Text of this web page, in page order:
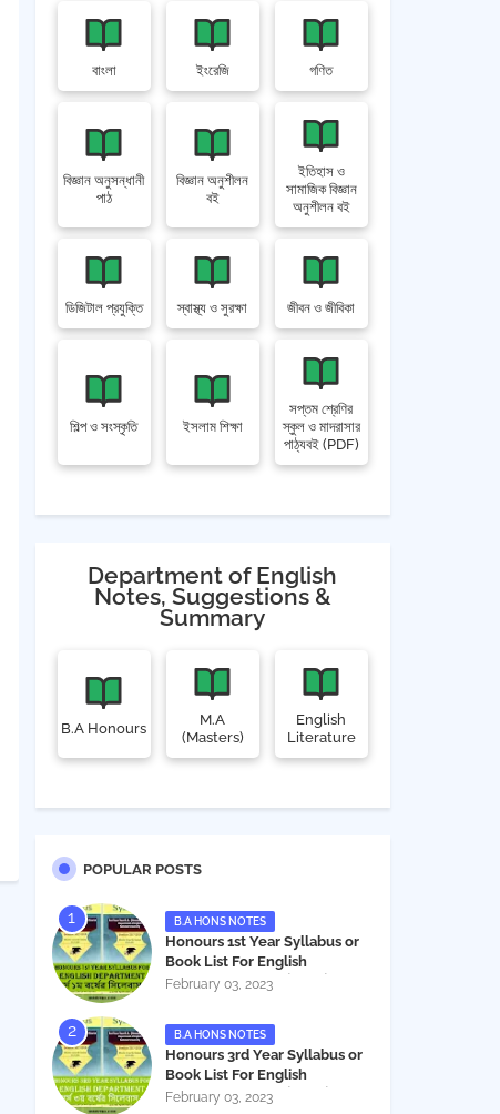
বাংলা ইংরেজি গণিত
বিজ্ঞান অনুসন্ধানী
পাঠ
বিজ্ঞান অনুশীলন
বই
ইতিহাস ও
সামাজিক বিজ্ঞান
অনুশীলন বই
ডিজিটাল প্রযুক্তি স্বাস্থ্য ও সুরক্ষা জীবন ও জীবিকা
শিল্প ও সংস্কৃতি ইসলাম শিক্ষা
সপ্তম শ্রেণির
স্কুল ও মাদরাসার
পাঠ্যবই (PDF)
Department of English
Notes, Suggestions &
Summary
B.A Honours
M.A
(Masters)
English
Literature
POPULAR POSTS
B.A HONS NOTES
Honours 1st Year Syllabus or
Book List For English
Department - অনার্স ১ম বর্ষের সিলেবাস
February 03, 2023
B.A HONS NOTES
Honours 3rd Year Syllabus or
Book List For English
Department - অনার্স ৩য় বর্ষের সিলেবাস
February 03, 2023